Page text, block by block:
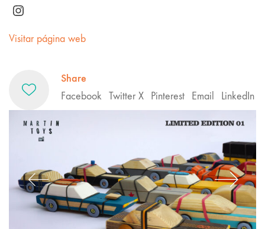
Visitar página web
Share
Facebook Twitter X Pinterest Email LinkedIn